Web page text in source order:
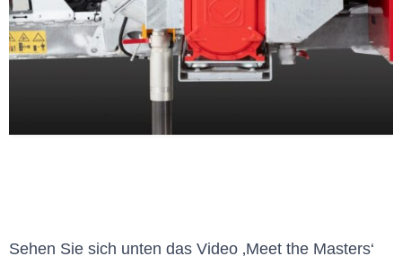
Sehen Sie sich unten das Video ‚Meet the Masters‘